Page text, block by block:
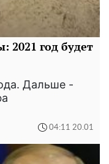
2021 год будет
Дальше -
04:11 20.01